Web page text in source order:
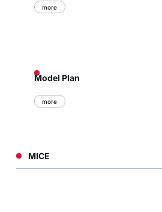
more
Model Plan
more
MICE